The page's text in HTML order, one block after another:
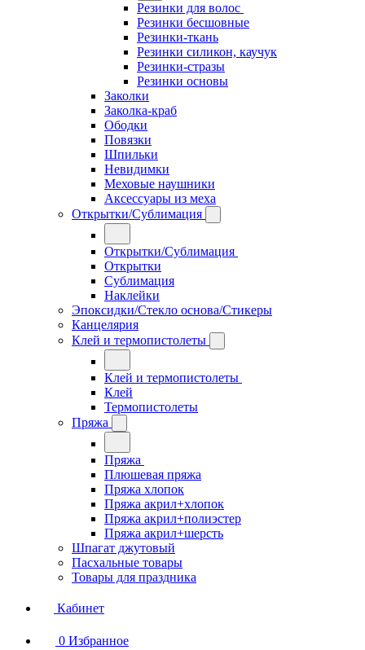
Резинки для волос
Резинки бесшовные
Резинки-ткань
Резинки силикон, каучук
Резинки-стразы
Резинки основы
Заколки
Заколка-краб
Ободки
Повязки
Шпильки
Невидимки
Меховые наушники
Аксессуары из меха
Открытки/Сублимация
Открытки/Сублимация
Открытки
Сублимация
Наклейки
Эпоксидки/Стекло основа/Стикеры
Канцелярия
Клей и термопистолеты
Клей и термопистолеты
Клей
Термопистолеты
Пряжа
Пряжа
Плюшевая пряжа
Пряжа хлопок
Пряжа акрил+хлопок
Пряжа акрил+полиэстер
Пряжа акрил+шерсть
Шпагат джутовый
Пасхальные товары
Товары для праздника
Кабинет
0 Избранное